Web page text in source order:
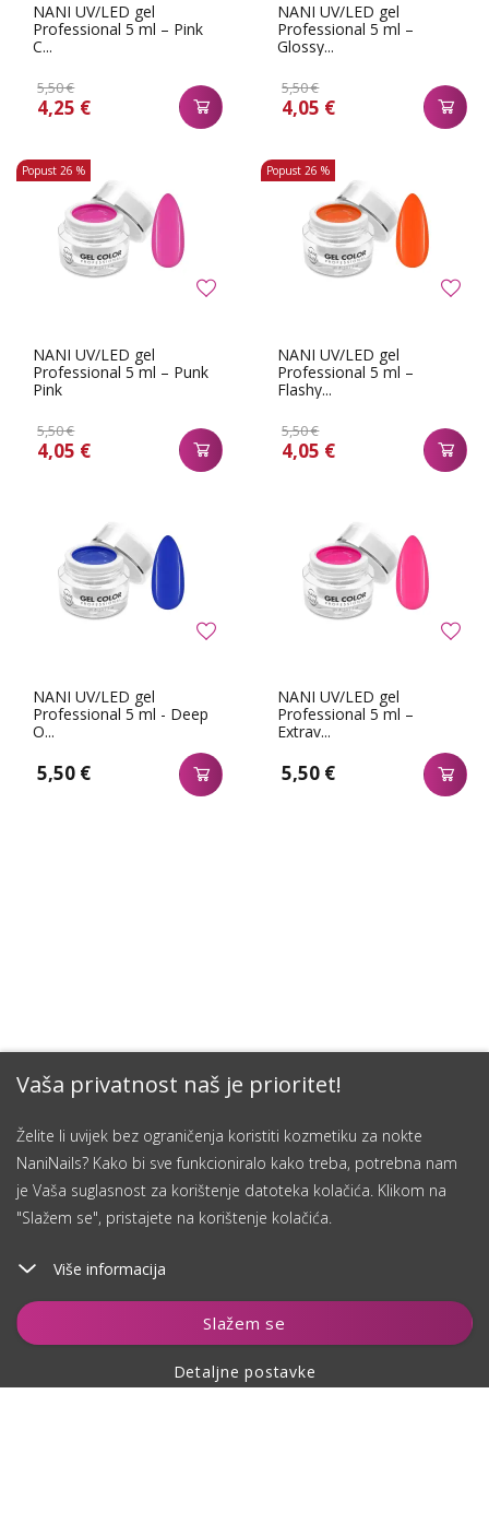
Vaša privatnost naš je prioritet!
Želite li uvijek bez ograničenja koristiti kozmetiku za nokte
NaniNails? Kako bi sve funkcioniralo kako treba, potrebna nam
je Vaša suglasnost za korištenje datoteka kolačića. Klikom na
"Slažem se", pristajete na korištenje kolačića.
Više informacija
Slažem se
Detaljne postavke
NANI UV/LED gel
Professional 5 ml – Pink
C...
5,50 €
4,25 €
NANI UV/LED gel
Professional 5 ml –
Glossy...
5,50 €
4,05 €
NANI UV/LED gel
Professional 5 ml – Punk
Pink
5,50 €
4,05 €
Popust 26 %
NANI UV/LED gel
Professional 5 ml –
Flashy...
5,50 €
4,05 €
Popust 26 %
NANI UV/LED gel
Professional 5 ml - Deep
O...
5,50 €
NANI UV/LED gel
Professional 5 ml –
Extrav...
5,50 €